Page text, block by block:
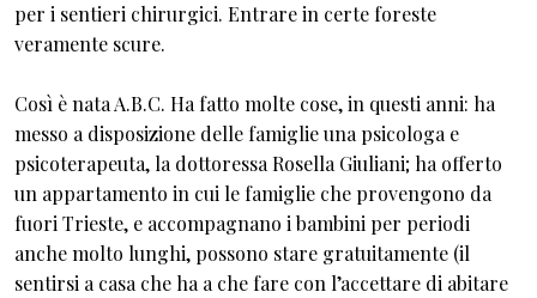
per i sentieri chirurgici. Entrare in certe foreste
veramente scure.
Così è nata A.B.C. Ha fatto molte cose, in questi anni: ha
messo a disposizione delle famiglie una psicologa e
psicoterapeuta, la dottoressa Rosella Giuliani; ha offerto
un appartamento in cui le famiglie che provengono da
fuori Trieste, e accompagnano i bambini per periodi
anche molto lunghi, possono stare gratuitamente (il
sentirsi a casa che ha a che fare con l’accettare di abitare